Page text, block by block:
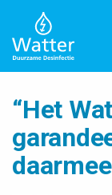
“Het